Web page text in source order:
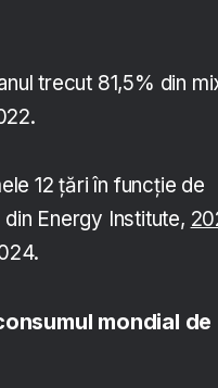
trecut 81,5% din
12 țări în funcție de
Energy Institute,
mondial de